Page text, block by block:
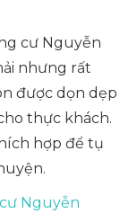
cư Nguyễn
nhưng rất
được dọn dẹp
thực khách.
hợp để tụ
Nguyễn